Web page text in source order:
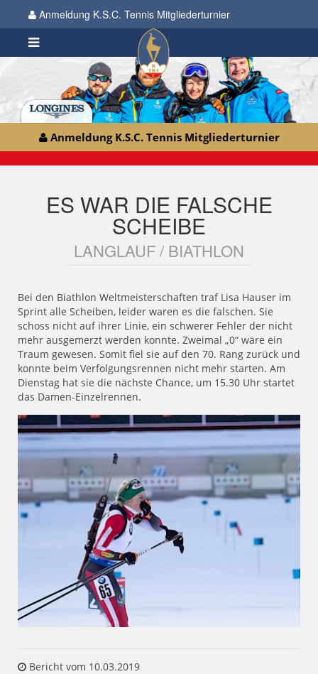
Anmeldung K.S.C. Tennis Mitgliederturnier
Anmeldung K.S.C. Tennis Mitgliederturnier
ES WAR DIE FALSCHE
SCHEIBE
LANGLAUF / BIATHLON
Bei den Biathlon Weltmeisterschaften traf Lisa Hauser im
Sprint alle Scheiben, leider waren es die falschen. Sie
schoss nicht auf ihrer Linie, ein schwerer Fehler der nicht
mehr ausgemerzt werden konnte. Zweimal „0“ wäre ein
Traum gewesen. Somit fiel sie auf den 70. Rang zurück und
konnte beim Verfolgungsrennen nicht mehr starten. Am
Dienstag hat sie die nächste Chance, um 15.30 Uhr startet
das Damen-Einzelrennen.
Bericht vom 10.03.2019